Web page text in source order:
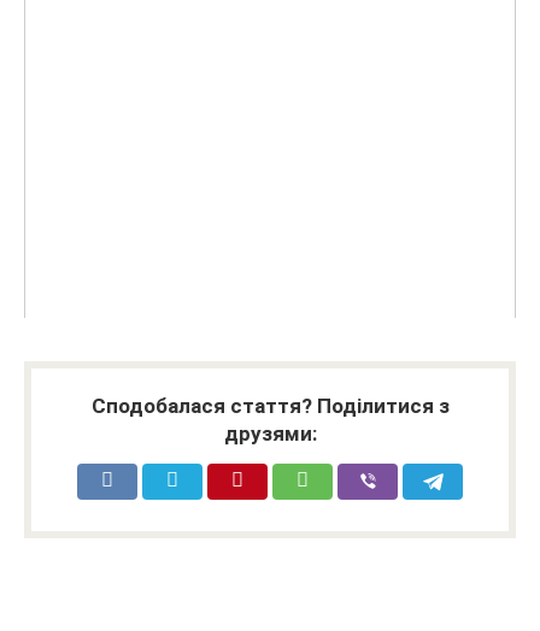
Сподобалася стаття? Поділитися з
друзями: